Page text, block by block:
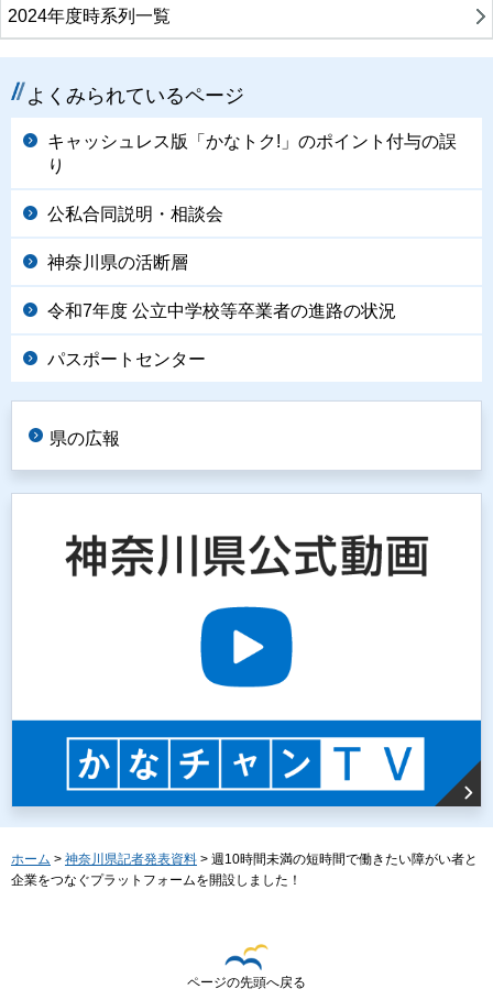
2024年度時系列一覧
よくみられているページ
キャッシュレス版「かなトク!」のポイント付与の誤
り
公私合同説明・相談会
神奈川県の活断層
令和7年度 公立中学校等卒業者の進路の状況
パスポートセンター
県の広報
ホーム > 神奈川県記者発表資料 > 週10時間未満の短時間で働きたい障がい者と
企業をつなぐプラットフォームを開設しました！
ページの先頭へ戻る